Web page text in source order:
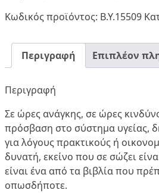
Κωδικός προϊόντος: Β.Υ.15509
Περιγραφή Επιπλέον
Περιγραφή
Σε ώρες ανάγκης, σε ώρες
πρόσβαση στο σύστημα υγείας,
για λόγους πρακτικούς ή
δυνατή, εκείνο που σε σώζει
είναι ένα από τα βιβλία που
οπωσδήποτε.